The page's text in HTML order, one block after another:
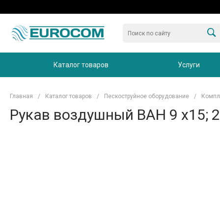
Каталог товаров Услуги
Главная / Каталог товаров / Пескоструйное оборудование /
Рукав воздушный BAH 9 x15;